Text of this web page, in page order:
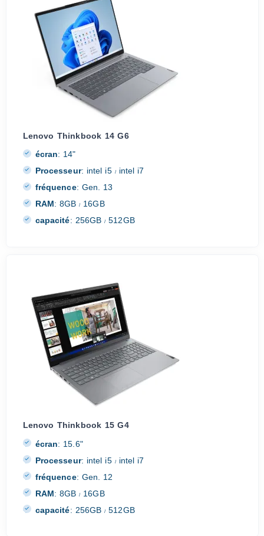
Lenovo Thinkbook 14 G6
écran: 14"
Processeur: intel i5 /intel i7
fréquence: Gen. 13
RAM: 8GB/ 16GB
capacité: 256GB/ 512GB
Lenovo Thinkbook 15 G4
écran: 15.6"
Processeur: intel i5 /intel i7
fréquence: Gen. 12
RAM: 8GB/ 16GB
capacité: 256GB/ 512GB